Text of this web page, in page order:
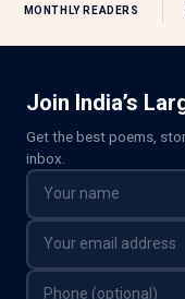
MONTHLY READERS
Join India’s
Get the best poems,
inbox.